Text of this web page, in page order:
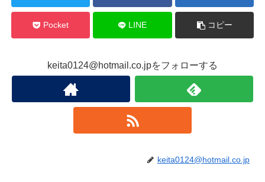
Pocket LINE コピー
keita0124@hotmail.co.jpをフォローする
keita0124@hotmail.co.jp